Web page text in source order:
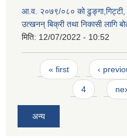
आ.व. २०७९/०८० को ढुङ्गा,गिट्टी,
उत्खनन् बिक्री तथा निकासी लागि
मिति: 12/07/2022 - 10:52
Pages
« first ‹
4
अन्य